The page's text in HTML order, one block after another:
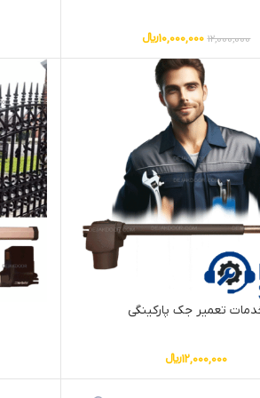
12,000,000
10,000,000﷼
تعمیر جک پارکینگی
12,000,000﷼